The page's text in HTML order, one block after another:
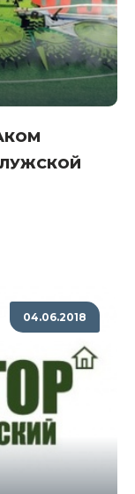
04.06.2018